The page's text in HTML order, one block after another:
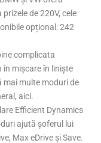
de 220V, cele
opțional: 242
complicata
în mișcare în liniște
mai multe moduri de
aici.
Efficient Dynamics
ajută șoferul lui
Max eDrive și Save.